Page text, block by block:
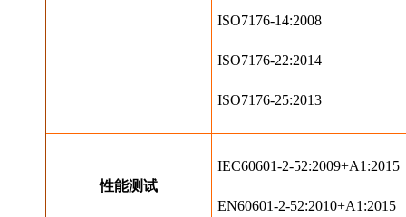
ISO7176-14:2008
ISO7176-22:2014
ISO7176-25:2013
性能测试
IEC60601-2-52:2009+A1:2015
EN60601-2-52:2010+A1:2015